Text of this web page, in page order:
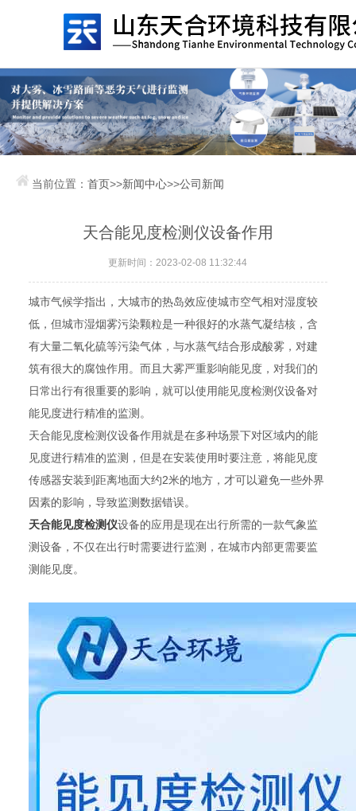
当前位置：首页>>新闻中心>>公司新闻
天合能见度检测仪设备作用
更新时间：2023-02-08 11:32:44
城市气候学指出，大城市的热岛效应使城市空气相对湿度较
低，但城市湿烟雾污染颗粒是一种很好的水蒸气凝结核，含
有大量二氧化硫等污染气体，与水蒸气结合形成酸雾，对建
筑有很大的腐蚀作用。而且大雾严重影响能见度，对我们的
日常出行有很重要的影响，就可以使用能见度检测仪设备对
能见度进行精准的监测。
天合能见度检测仪设备作用就是在多种场景下对区域内的能
见度进行精准的监测，但是在安装使用时要注意，将能见度
传感器安装到距离地面大约2米的地方，才可以避免一些外界
因素的影响，导致监测数据错误。
天合能见度检测仪设备的应用是现在出行所需的一款气象监
测设备，不仅在出行时需要进行监测，在城市内部更需要监
测能见度。